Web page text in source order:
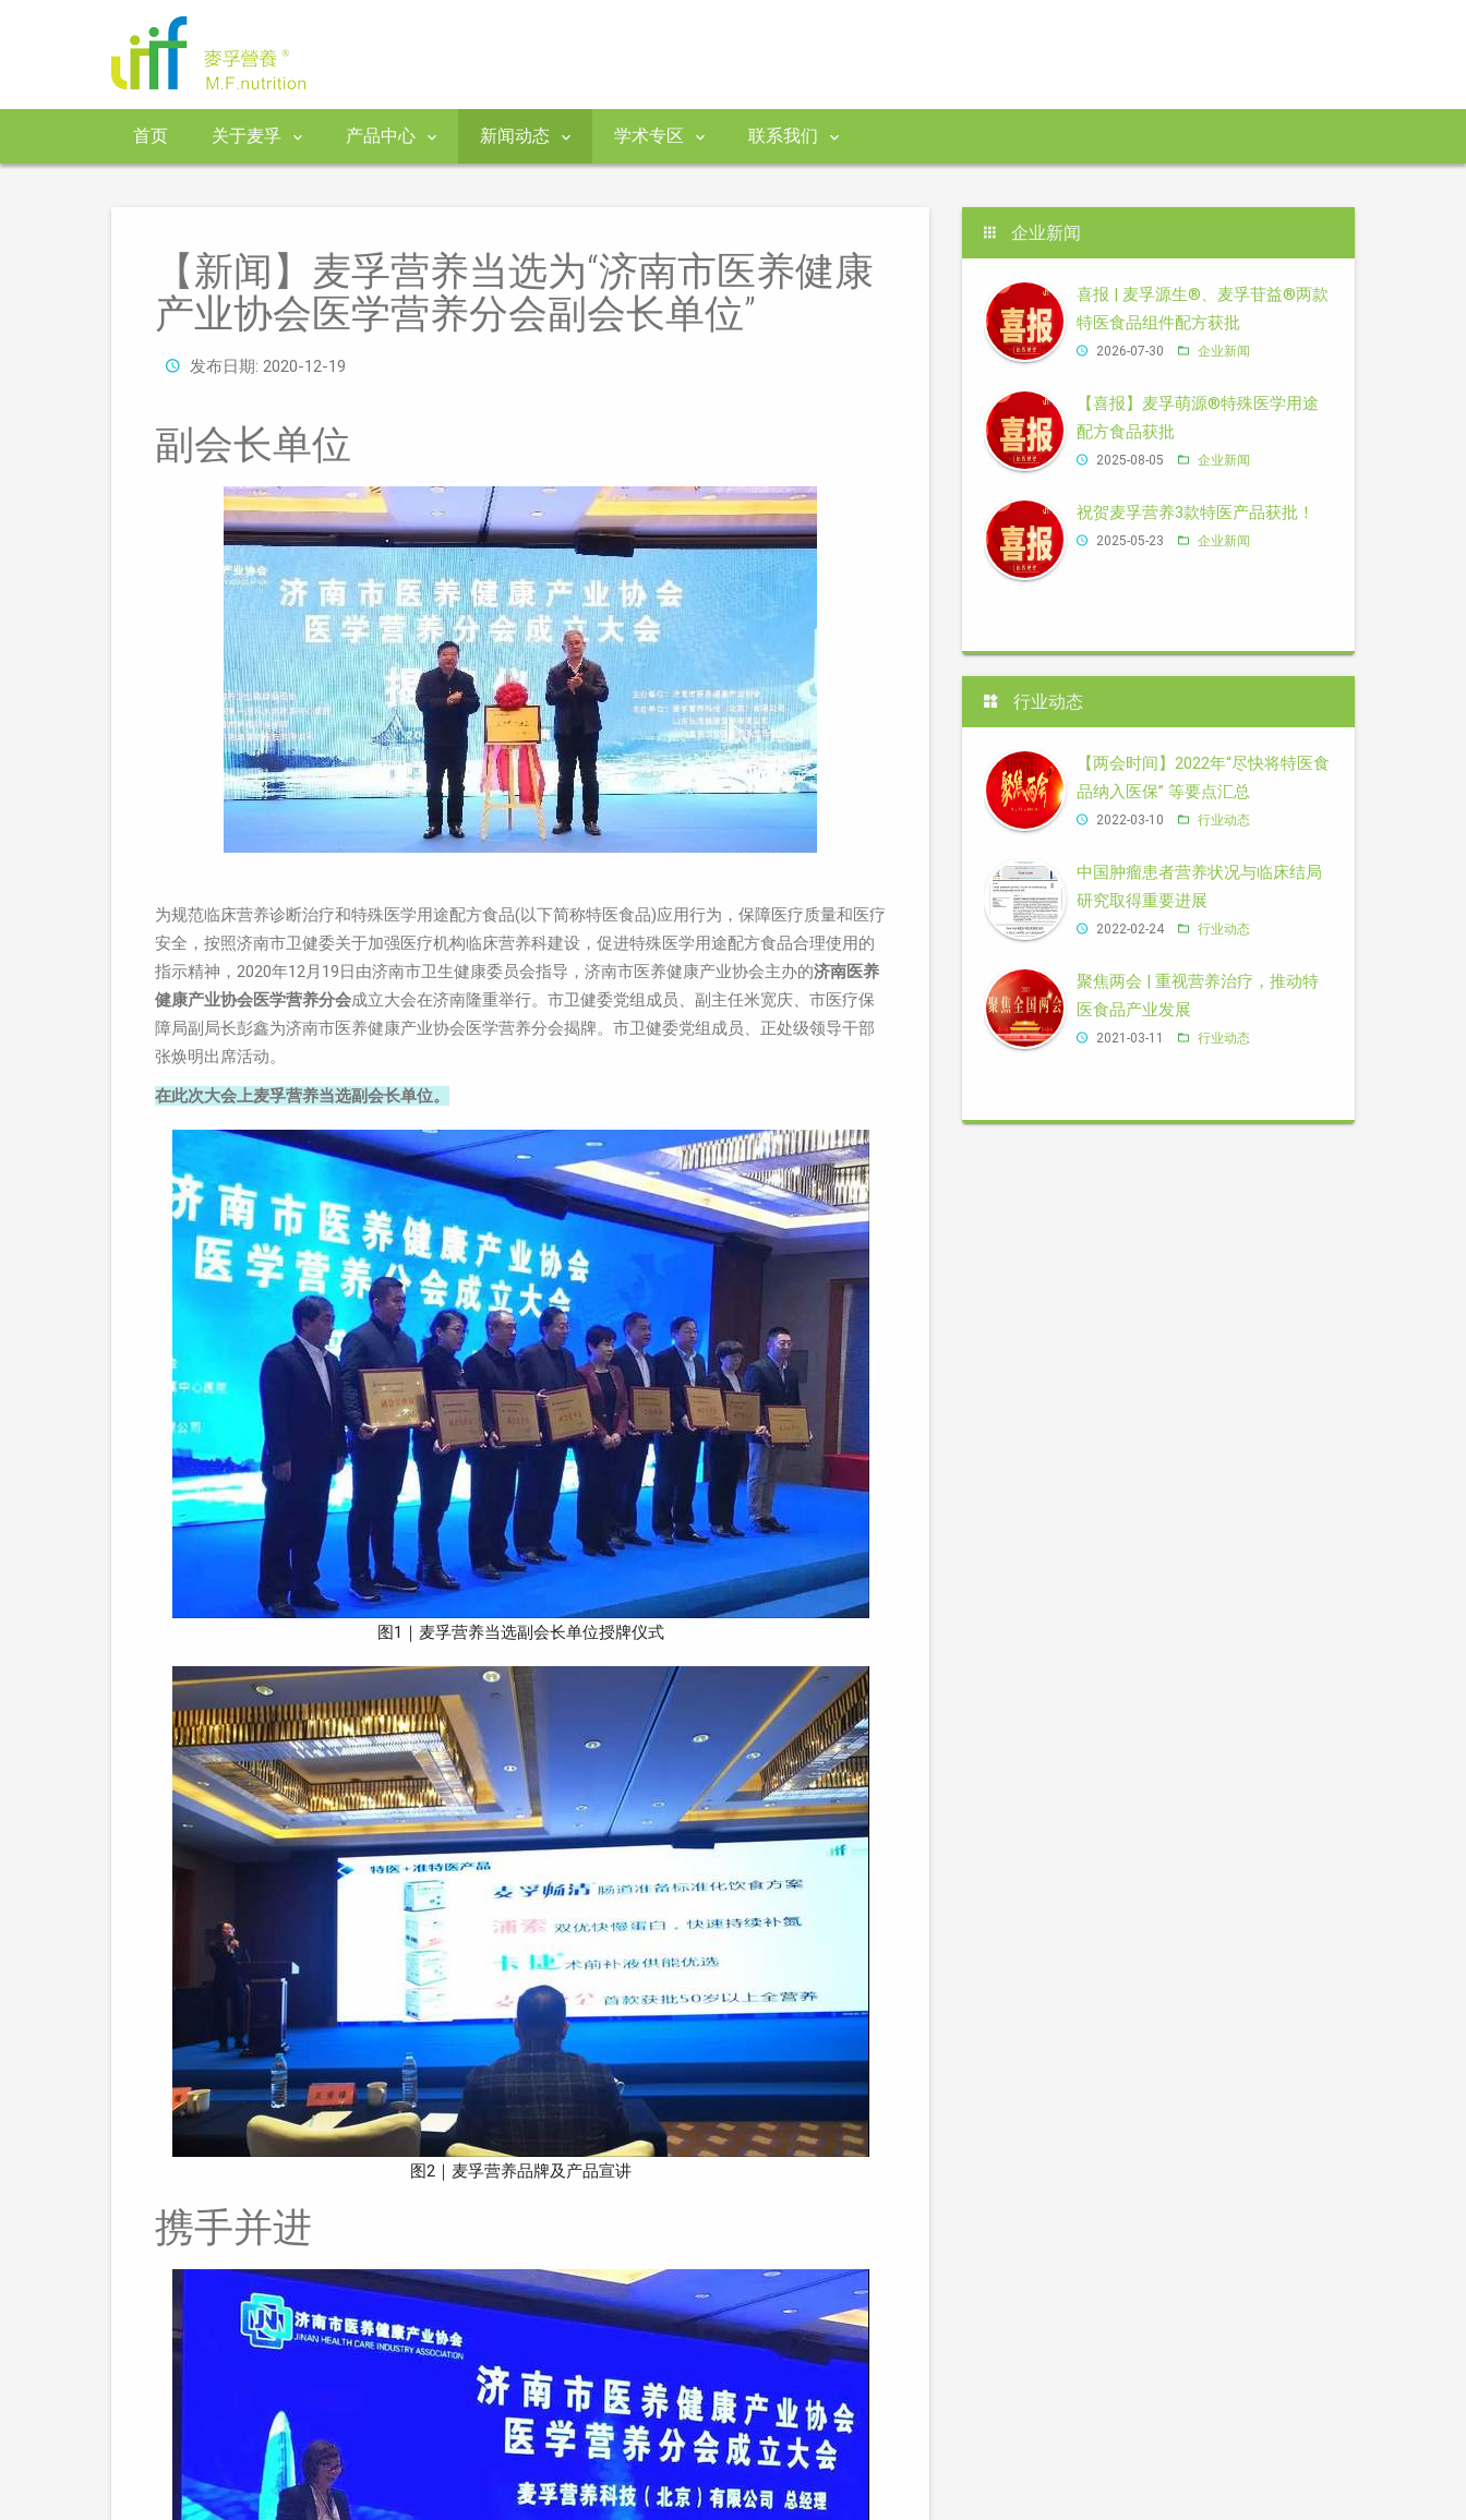
首页 关于麦孚 产品中心 新闻动态 学术专区 联系我们
【新闻】麦孚营养当选为“济南市医养健康
产业协会医学营养分会副会长单位”
发布日期: 2020-12-19
副会长单位
为规范临床营养诊断治疗和特殊医学用途配方食品(以下简称特医食品)应用行为，保障医疗质量和医疗
安全，按照济南市卫健委关于加强医疗机构临床营养科建设，促进特殊医学用途配方食品合理使用的
指示精神，2020年12月19日由济南市卫生健康委员会指导，济南市医养健康产业协会主办的济南医养
健康产业协会医学营养分会成立大会在济南隆重举行。市卫健委党组成员、副主任米宽庆、市医疗保
障局副局长彭鑫为济南市医养健康产业协会医学营养分会揭牌。市卫健委党组成员、正处级领导干部
张焕明出席活动。
在此次大会上麦孚营养当选副会长单位。
图1｜麦孚营养当选副会长单位授牌仪式
图2｜麦孚营养品牌及产品宣讲
携手并进
企业新闻
喜报 | 麦孚源生®、麦孚苷益®两款
特医食品组件配方获批
2026-07-30 企业新闻
【喜报】麦孚萌源®特殊医学用途
配方食品获批
2025-08-05 企业新闻
祝贺麦孚营养3款特医产品获批！
2025-05-23 企业新闻
行业动态
【两会时间】2022年“尽快将特医食
品纳入医保” 等要点汇总
2022-03-10 行业动态
中国肿瘤患者营养状况与临床结局
研究取得重要进展
2022-02-24 行业动态
聚焦两会 | 重视营养治疗，推动特
医食品产业发展
2021-03-11 行业动态